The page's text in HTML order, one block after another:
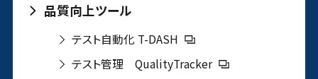
品質向上ツール
テスト自動化 T-DASH
テスト管理 QualityTracker